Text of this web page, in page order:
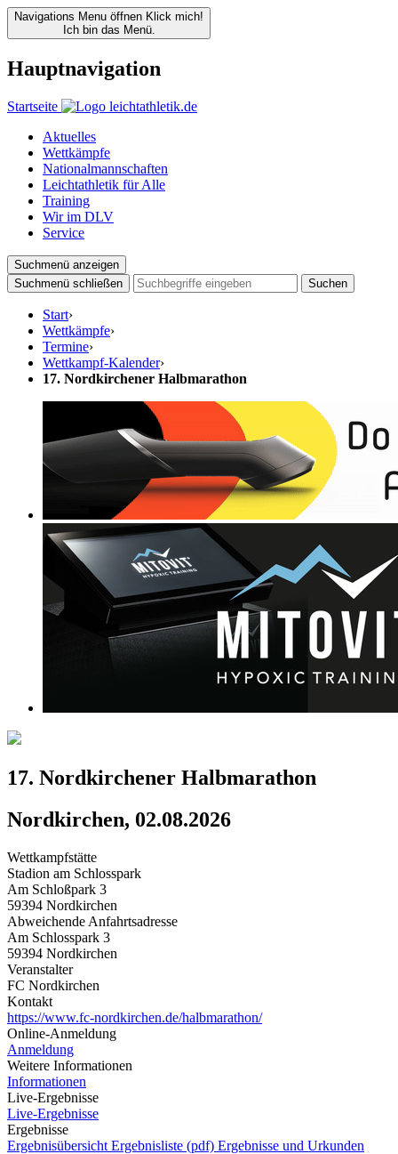
Navigations Menu öffnen Klick mich!
Ich bin das Menü.
Hauptnavigation
Startseite
Aktuelles
Wettkämpfe
Nationalmannschaften
Leichtathletik für Alle
Training
Wir im DLV
Service
Suchmenü anzeigen
Suchmenü schließen
Suchen
Start›
Wettkämpfe›
Termine›
Wettkampf-Kalender›
17. Nordkirchener Halbmarathon
17. Nordkirchener Halbmarathon
Nordkirchen, 02.08.2026
Wettkampfstätte
Stadion am Schlosspark
Am Schloßpark 3
59394 Nordkirchen
Abweichende Anfahrtsadresse
Am Schlosspark 3
59394 Nordkirchen
Veranstalter
FC Nordkirchen
Kontakt
https://www.fc-nordkirchen.de/halbmarathon/
Online-Anmeldung
Anmeldung
Weitere Informationen
Informationen
Live-Ergebnisse
Live-Ergebnisse
Ergebnisse
Ergebnisübersicht Ergebnisliste (pdf) Ergebnisse und Urkunden